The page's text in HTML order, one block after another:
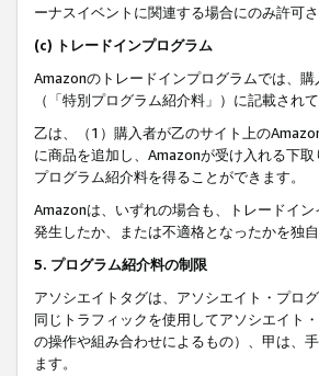
ーナスイベントに関連する場合にのみ許可さ
(c) トレードインプログラム
Amazonのトレードインプログラムでは、
（「特別プログラム紹介料」）に記載され
乙は、（1）購入者が乙のサイト上の
に商品を追加し、Amazonが受け入れる下
プログラム紹介料を得ることができます。
Amazonは、いずれの場合も、トレードイ
発生したか、または不適格となったかを独
5. プログラム紹介料の制限
アソシエイトタグは、アソシエイト・プロ
同じトラフィックを使用してアソシエイト
の操作や組み合わせによるもの）、甲は、
ます。